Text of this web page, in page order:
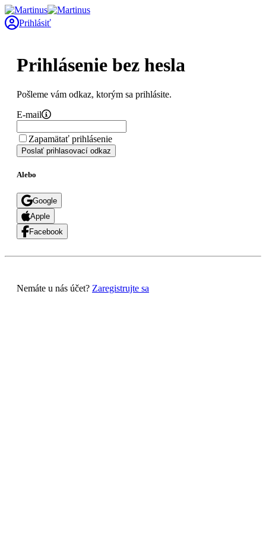
Prihlásiť
Prihlásenie bez hesla
Pošleme vám odkaz, ktorým sa prihlásite.
E-mail
Zapamätať prihlásenie
Poslať prihlasovací odkaz
Alebo
Google
Apple
Facebook
Nemáte u nás účet? Zaregistrujte sa